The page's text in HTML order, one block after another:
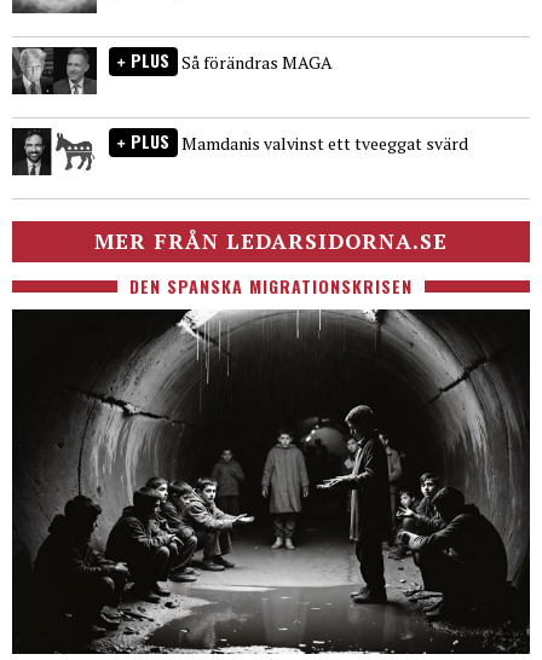
PLUS Så förändras MAGA
PLUS Mamdanis valvinst ett tveeggat svärd
MER FRÅN LEDARSIDORNA.SE
DEN SPANSKA MIGRATIONSKRISEN